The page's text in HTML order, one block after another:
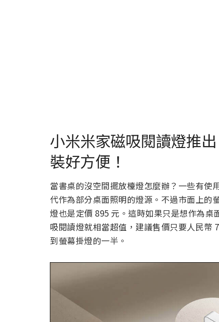
小米米家磁吸閱讀燈推
裝好方便！
當書桌的沒空間擺放檯燈怎麼辦？一些有使
代作為部分桌面照明的燈源。不過市面上的
燈也是定價 895 元。這時如果只是想作為
吸閱讀燈就相當超值，建議售價只要人民幣
到螢幕掛燈的一半。